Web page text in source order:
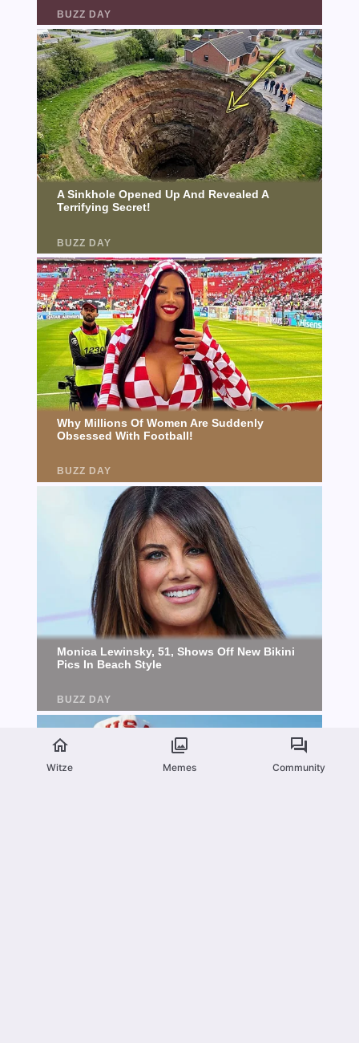
Witze Memes Community